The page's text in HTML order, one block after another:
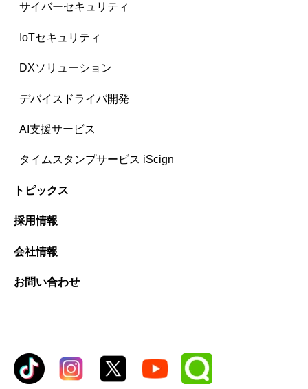
サイバーセキュリティ
IoTセキュリティ
DXソリューション
デバイスドライバ開発
AI支援サービス
タイムスタンプサービス iScign
トピックス
採用情報
会社情報
お問い合わせ